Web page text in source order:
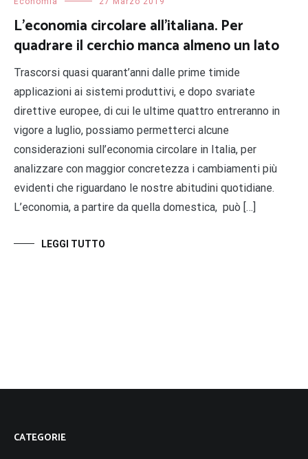
L’economia circolare all’italiana. Per
quadrare il cerchio manca almeno un lato
Trascorsi quasi quarant’anni dalle prime timide
applicazioni ai sistemi produttivi, e dopo svariate
direttive europee, di cui le ultime quattro entreranno in
vigore a luglio, possiamo permetterci alcune
considerazioni sull’economia circolare in Italia, per
analizzare con maggior concretezza i cambiamenti più
evidenti che riguardano le nostre abitudini quotidiane.
L’economia, a partire da quella domestica, può […]
LEGGI TUTTO
CATEGORIE